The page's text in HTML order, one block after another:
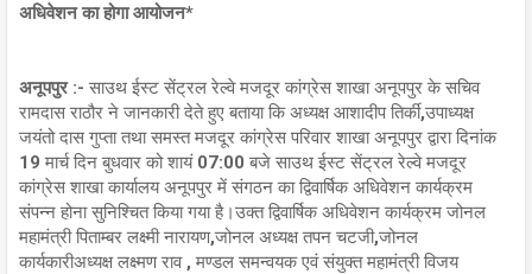
अधिवेशन का होगा आयोजन*
अनूपपुर :- साउथ ईस्ट सेंट्रल रेल्वे मजदूर कांग्रेस शाखा अनूपपुर के सचिव
रामदास राठौर ने जानकारी देते हुए बताया कि अध्यक्ष आशादीप तिर्की,उपाध्यक्ष
जयंतो दास गुप्ता तथा समस्त मजदूर कांग्रेस परिवार शाखा अनूपपुर द्वारा दिनांक
19 मार्च दिन बुधवार को शायं 07:00 बजे साउथ ईस्ट सेंट्रल रेल्वे मजदूर
कांग्रेस शाखा कार्यालय अनूपपुर में संगठन का द्विवार्षिक अधिवेशन कार्यक्रम
संपन्न होना सुनिश्चित किया गया है।उक्त द्विवार्षिक अधिवेशन कार्यक्रम जोनल
महामंत्री पिताम्बर लक्ष्मी नारायण,जोनल अध्यक्ष तपन चटजी,जोनल
कार्यकारीअध्यक्ष लक्ष्मण राव , मण्डल समन्वयक एवं संयुक्त महामंत्री विजय